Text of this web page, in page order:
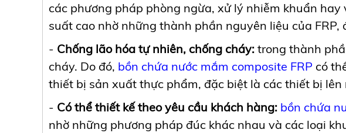
các phương pháp phòng ngừa, xử lý nhiễm khuẩn
suất cao nhờ những thành phần nguyên liệu của
- Chống lão hóa tự nhiên, chống cháy: trong thành
cháy. Do đó, bồn chứa nước mắm composite FRP có
thiết bị sản xuất thực phẩm, đặc biệt là các thiết bị lên
- Có thể thiết kế theo yêu cầu khách hàng: bồn chứa
nhờ những phương pháp đúc khác nhau và các loại